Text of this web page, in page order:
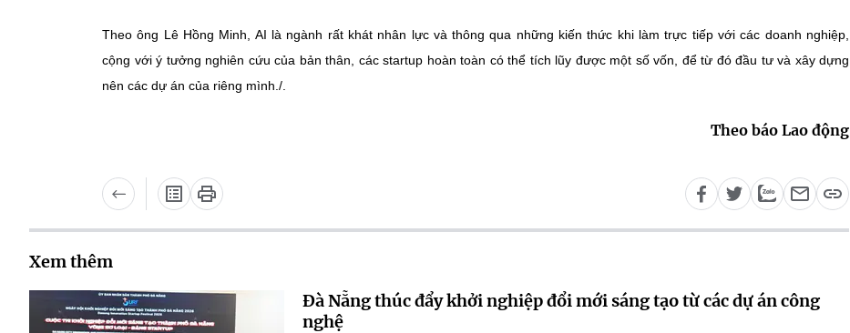
Theo ông Lê Hồng Minh, AI là ngành rất khát nhân lực và thông qua những kiến thức khi làm trực tiếp với các doanh nghiệp,
cộng với ý tưởng nghiên cứu của bản thân, các startup hoàn toàn có thể tích lũy được một số vốn, để từ đó đầu tư và xây dựng
nên các dự án của riêng mình./.
Theo báo Lao động
Xem thêm
Đà Nẵng thúc đẩy khởi nghiệp đổi mới sáng tạo từ các dự án công
nghệ